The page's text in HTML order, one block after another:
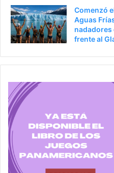
Comenzó
Aguas
frente al